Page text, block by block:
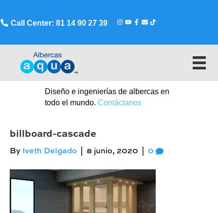
Call Center: 81 14 90 27 39
Diseño e ingenierías de albercas en
todo el mundo. Contáctanos
billboard-cascade
By Iveth Delgado 8 junio, 2020 0